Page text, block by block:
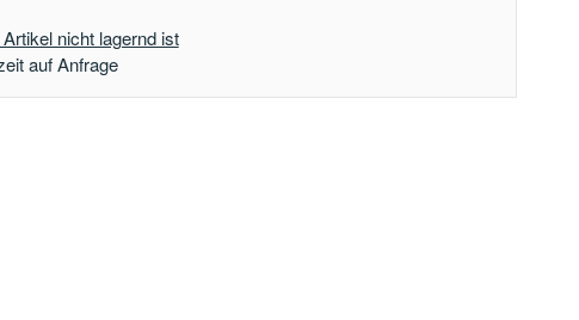
nicht lagernd ist
auf Anfrage